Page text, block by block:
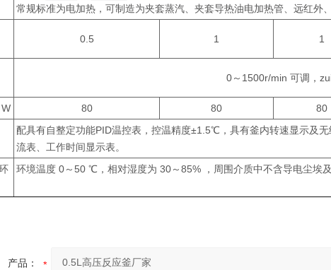
常规标准为电加热，可制造为夹套蒸汽、夹套导热油电加热管、远红外
0.5 1 1
0～1500r/min 可调，
80 80 80
配具有自整定功能PID温控表，控温精度±1.5℃，具有釜内转速显示及
流表、工作时间显示表。
环境温度 0～50 ℃，相对湿度为 30～85% ，周围介质中不含导电尘埃及
产品：